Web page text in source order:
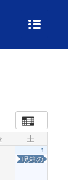
土
1
呪箱の怪〜は